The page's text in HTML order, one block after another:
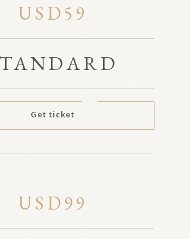
USD59
Get ticket
USD99